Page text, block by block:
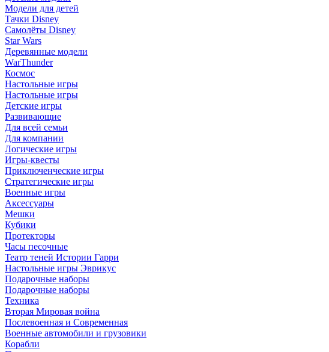
Модели для детей
Тачки Disney
Самолёты Disney
Star Wars
Деревянные модели
WarThunder
Космос
Настольные игры
Настольные игры
Детские игры
Развивающие
Для всей семьи
Для компании
Логические игры
Игры-квесты
Приключенческие игры
Стратегические игры
Военные игры
Аксессуары
Мешки
Кубики
Протекторы
Часы песочные
Театр теней Истории Гарри
Настольные игры Эврикус
Подарочные наборы
Подарочные наборы
Техника
Вторая Мировая война
Послевоенная и Современная
Военные автомобили и грузовики
Корабли